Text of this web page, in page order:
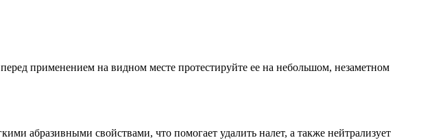
применением на видном месте протестируйте ее на небольшом, незаметном
абразивными свойствами, что помогает удалить налет, а также нейтрализует